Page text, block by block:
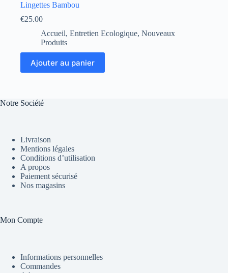
Lingettes Bambou
€25.00
Accueil, Entretien Ecologique, Nouveaux
Produits
Ajouter au panier
Notre Société
Livraison
Mentions légales
Conditions d’utilisation
A propos
Paiement sécurisé
Nos magasins
Mon Compte
Informations personnelles
Commandes